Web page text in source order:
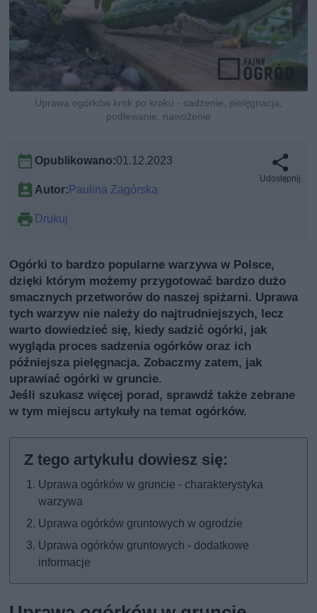
Uprawa ogórków krok po kroku - sadzenie, pielęgnacja,
podlewanie, nawożenie
Opublikowano:01.12.2023
Autor:Paulina Zagórska
Drukuj
Udostępnij
Ogórki to bardzo popularne warzywa w Polsce,
dzięki którym możemy przygotować bardzo dużo
smacznych przetworów do naszej spiżarni. Uprawa
tych warzyw nie należy do najtrudniejszych, lecz
warto dowiedzieć się, kiedy sadzić ogórki, jak
wygląda proces sadzenia ogórków oraz ich
późniejsza pielęgnacja. Zobaczmy zatem, jak
uprawiać ogórki w gruncie.
Jeśli szukasz więcej porad, sprawdź także zebrane
w tym miejscu artykuły na temat ogórków.
Uprawa ogórków w gruncie - charakterystyka
warzywa
Uprawa ogórków gruntowych w ogrodzie
Uprawa ogórków gruntowych - dodatkowe
informacje